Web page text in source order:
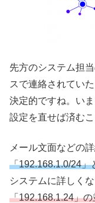
先方のシステム担
スで連絡されてい
決定的ですね。い
設定を直せば済むこ
メール文面などの
「192.168.1.0/24」
システムに詳しく
「192.168.1.24」